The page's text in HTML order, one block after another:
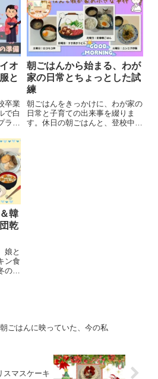
オ
と
卒業
で白
ラン
まし
朝ごはんから始まる、わが
家の日常とちょっとした試
練
朝ごはんをきっかけに、わが家の
日常と子育ての出来事を綴りま
す。休日の朝ごはんと、登校中の
韓
乾
娘と
ン食
の夜
朝ごはんに映っていた、今の私
スマスケーキ